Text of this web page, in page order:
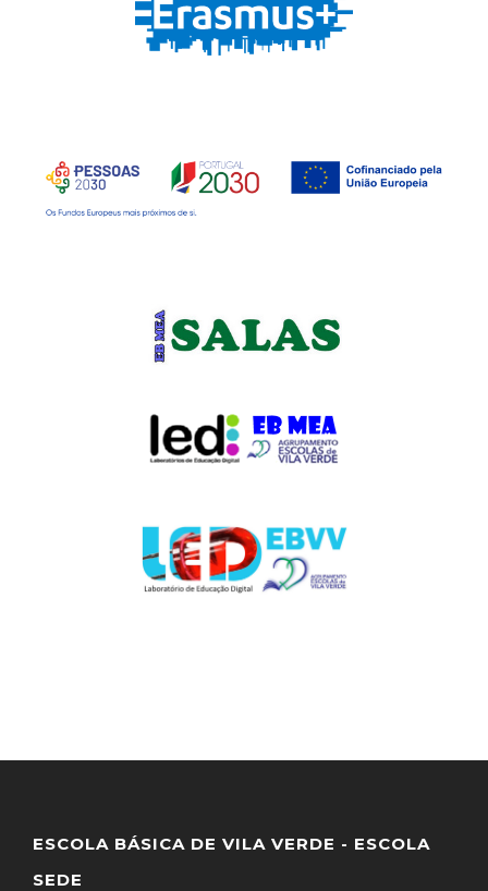
ESCOLA BÁSICA DE VILA VERDE - ESCOLA
SEDE